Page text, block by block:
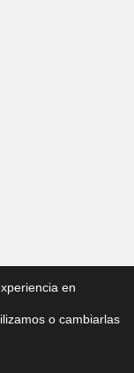
en
o cambiarlas